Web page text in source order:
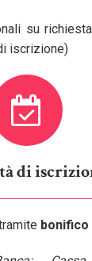
su
iscrizione)
di
bonifico